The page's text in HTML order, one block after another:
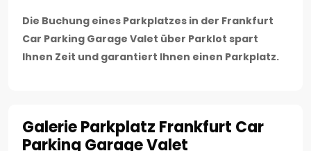
Die Buchung eines Parkplatzes in der Frankfurt
Car Parking Garage Valet über Parklot spart
Ihnen Zeit und garantiert Ihnen einen Parkplatz.
Galerie Parkplatz Frankfurt Car
Parking Garage Valet